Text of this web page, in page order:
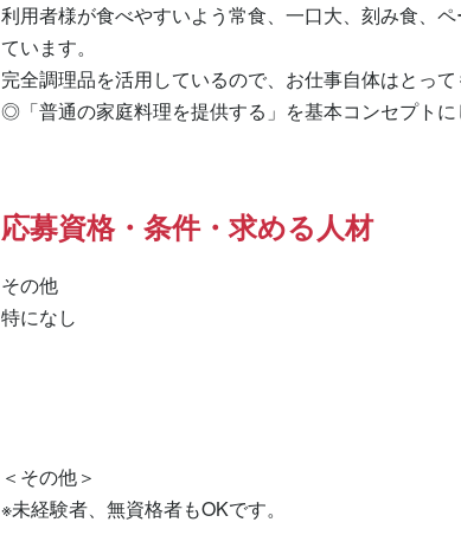
利用者様が食べやすいよう常食、一口大、刻み食、
ています。
完全調理品を活用しているので、お仕事自体はとって
◎「普通の家庭料理を提供する」を基本コンセプトに
応募資格・条件・求める人材
その他
特になし
＜その他＞
※未経験者、無資格者もOKです。